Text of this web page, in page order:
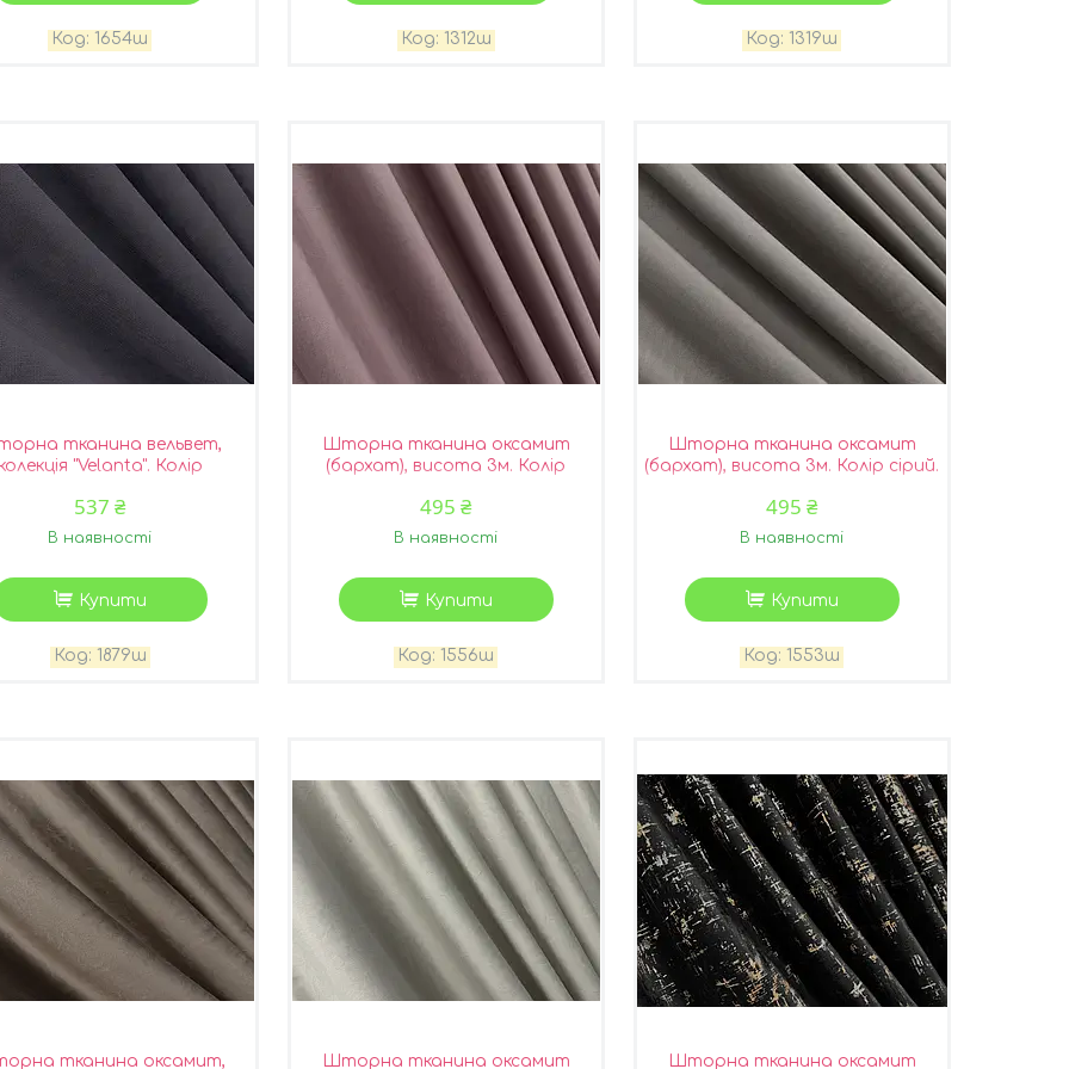
1654ш 1312ш 1319ш
тканина вельвет,
"Velanta". Колір
537 ₴
В наявності
Купити
1879ш
Шторна тканина оксамит
(бархат), висота 3м. Колір
495 ₴
В наявності
Купити
1556ш
Шторна тканина оксамит
(бархат), висота 3м. Колір сірий.
495 ₴
В наявності
Купити
1553ш
тканина оксамит,
Шторна тканина оксамит
Шторна тканина оксамит